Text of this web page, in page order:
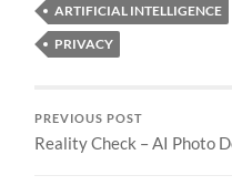
ARTIFICIAL INTELLIGENCE
PRIVACY
PREVIOUS POST
Reality Check – AI Photo